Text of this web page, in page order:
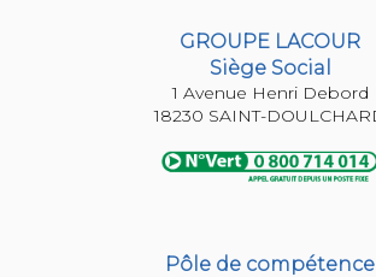
GROUPE LACOUR
Siège Social
1 Avenue Henri Debord
Pôle de compétence